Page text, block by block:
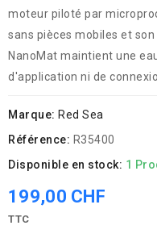
moteur piloté par
sans pièces mobiles et
NanoMat maintient une
d'application ni de
Marque: Red Sea
Référence: R35400
Disponible en stock: 1
199,00 CHF
TTC